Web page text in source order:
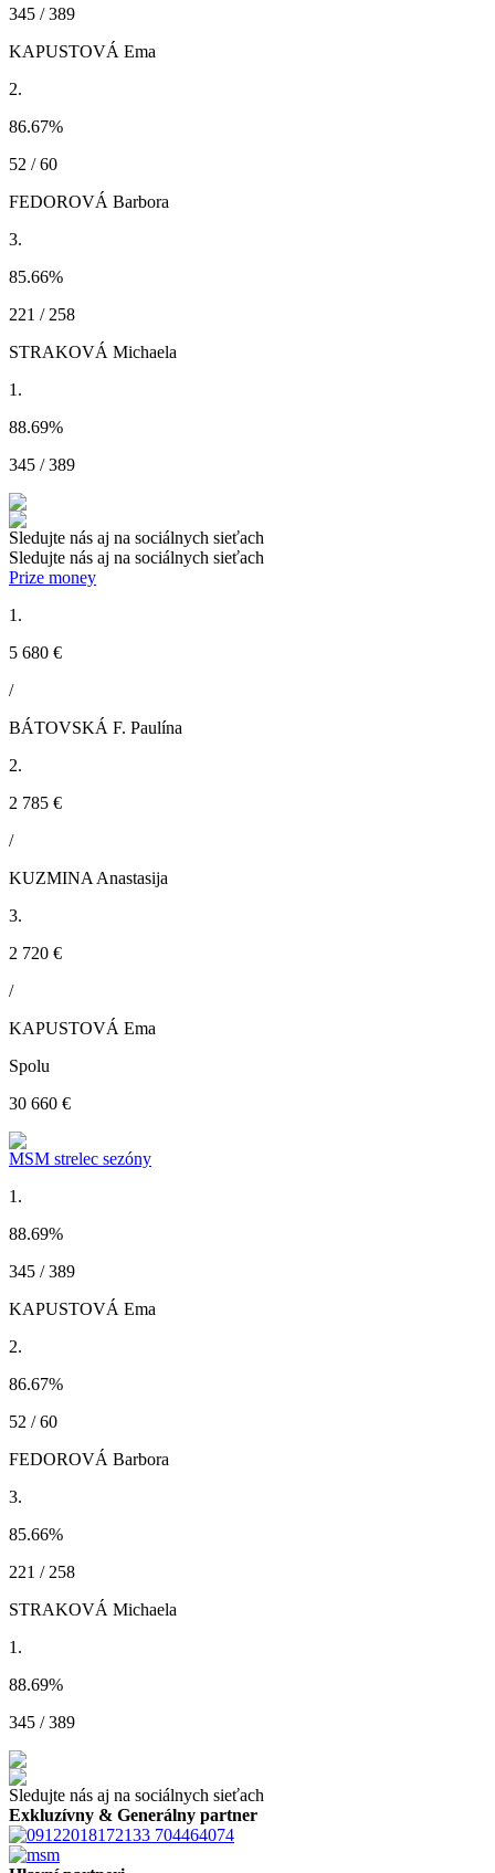
345 / 389
KAPUSTOVÁ Ema
2.
86.67%
52 / 60
FEDOROVÁ Barbora
3.
85.66%
221 / 258
STRAKOVÁ Michaela
1.
88.69%
345 / 389
Sledujte nás aj na sociálnych sieťach
Sledujte nás aj na sociálnych sieťach
Prize money
1.
5 680 €
/
BÁTOVSKÁ F. Paulína
2.
2 785 €
/
KUZMINA Anastasija
3.
2 720 €
/
KAPUSTOVÁ Ema
Spolu
30 660 €
MSM strelec sezóny
1.
88.69%
345 / 389
KAPUSTOVÁ Ema
2.
86.67%
52 / 60
FEDOROVÁ Barbora
3.
85.66%
221 / 258
STRAKOVÁ Michaela
1.
88.69%
345 / 389
Sledujte nás aj na sociálnych sieťach
Exkluzívny & Generálny partner